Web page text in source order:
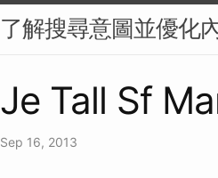
了解搜尋意圖並優化
Je Tall Sf
Sep 16, 2013